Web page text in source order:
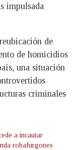
impulsada
de
de homicidios
una situación
criminales
a incautar
robafurgones